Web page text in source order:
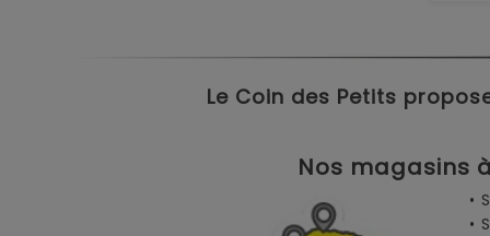
Le Coin des Petits
Nos magasins
•
•